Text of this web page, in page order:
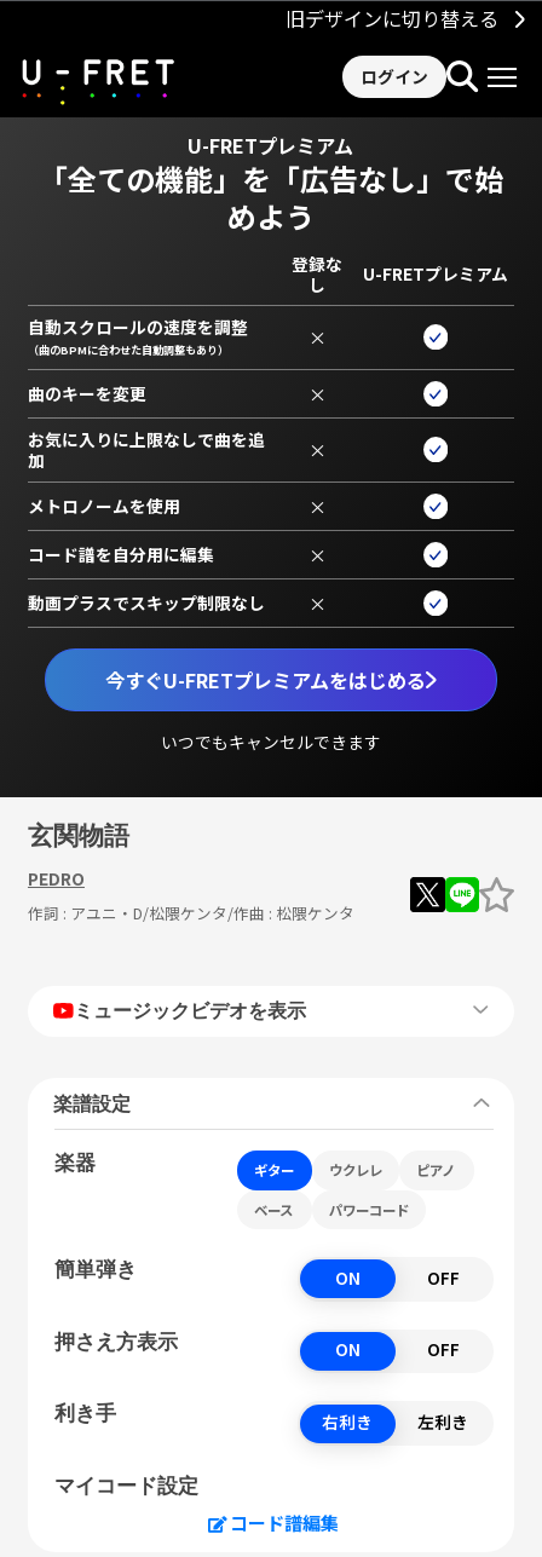
旧デザインに切り替える
ログイン
U-FRETプレミアム
「全ての機能」を 「広告なし」で始
めよう
今すぐU-FRETプレミアムをはじめる
いつでもキャンセルできます
登録な
し
U-FRETプレミアム
自動スクロールの速度を調整
（曲のBPMに合わせた自動調整もあり） ×
曲のキーを変更 ×
お気に入りに上限なしで曲を追
加
×
メトロノームを使用 ×
コード譜を自分用に編集 ×
動画プラスでスキップ制限なし ×
玄関物語
PEDRO
作詞 : アユニ・D/松隈ケンタ/作曲 : 松隈ケンタ
ミュージックビデオを表示
楽譜設定
楽器 ギター ウクレレ ピアノ
ベース パワーコード
簡単弾き ON OFF
押さえ方表示 ON OFF
利き手 右利き 左利き
マイコード設定
コード譜編集